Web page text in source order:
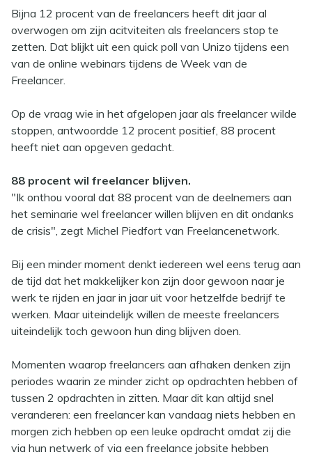
Bijna 12 procent van de freelancers heeft dit jaar al
overwogen om zijn acitviteiten als freelancers stop te
zetten. Dat blijkt uit een quick poll van Unizo tijdens een
van de online webinars tijdens de Week van de
Freelancer.
Op de vraag wie in het afgelopen jaar als freelancer wilde
stoppen, antwoordde 12 procent positief, 88 procent
heeft niet aan opgeven gedacht.
88 procent wil freelancer blijven.
"Ik onthou vooral dat 88 procent van de deelnemers aan
het seminarie wel freelancer willen blijven en dit ondanks
de crisis", zegt Michel Piedfort van Freelancenetwork.
Bij een minder moment denkt iedereen wel eens terug aan
de tijd dat het makkelijker kon zijn door gewoon naar je
werk te rijden en jaar in jaar uit voor hetzelfde bedrijf te
werken. Maar uiteindelijk willen de meeste freelancers
uiteindelijk toch gewoon hun ding blijven doen.
Momenten waarop freelancers aan afhaken denken zijn
periodes waarin ze minder zicht op opdrachten hebben of
tussen 2 opdrachten in zitten. Maar dit kan altijd snel
veranderen: een freelancer kan vandaag niets hebben en
morgen zich hebben op een leuke opdracht omdat zij die
via hun netwerk of via een freelance jobsite hebben